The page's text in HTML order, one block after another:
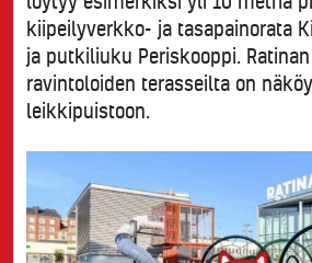
kiipeilyverkko- ja tasapainorata
ja putkiliuku Periskooppi.
ravintoloiden terasseilta on
leikkipuistoon.